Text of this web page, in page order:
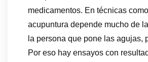
medicamentos. En técnicas
acupuntura depende mucho de
la persona que pone las agujas,
Por eso hay ensayos con